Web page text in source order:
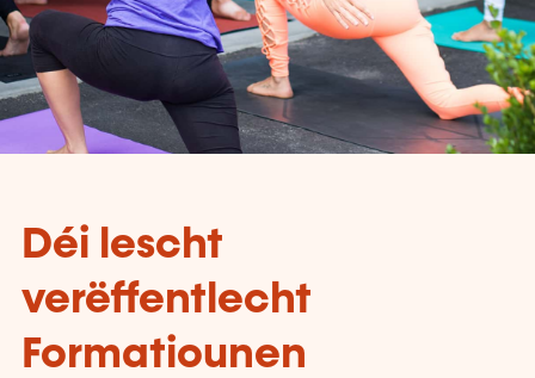
Déi lescht
verëffentlecht
Formatiounen